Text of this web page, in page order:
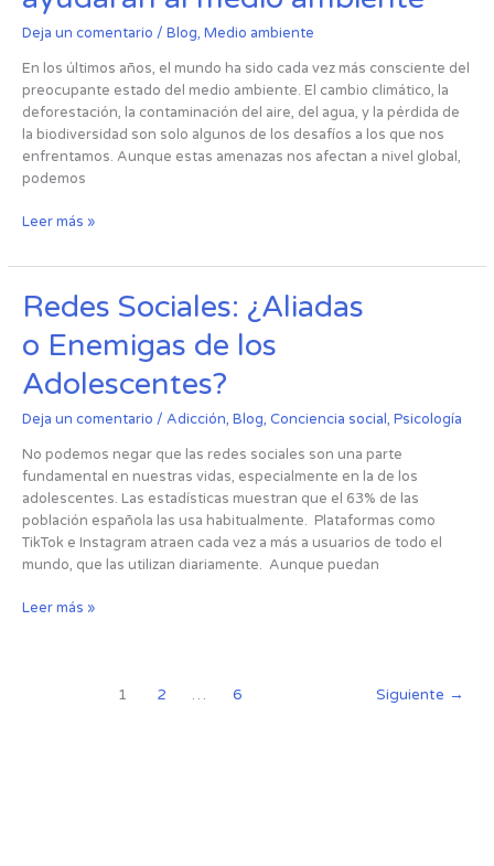
Deja un comentario / Blog, Medio ambiente
En los últimos años, el mundo ha sido cada vez más consciente del
preocupante estado del medio ambiente. El cambio climático, la
deforestación, la contaminación del aire, del agua, y la pérdida de
la biodiversidad son solo algunos de los desafíos a los que nos
enfrentamos. Aunque estas amenazas nos afectan a nivel global,
podemos
que
ayudarán
al
ambiente
Leer más »
Redes Sociales: ¿Aliadas
o Enemigas de los
Adolescentes?
Deja un comentario / Adicción, Blog, Conciencia social, Psicología
No podemos negar que las redes sociales son una parte
fundamental en nuestras vidas, especialmente en la de los
adolescentes. Las estadísticas muestran que el 63% de las
población española las usa habitualmente. Plataformas como
TikTok e Instagram atraen cada vez a más a usuarios de todo el
mundo, que las utilizan diariamente. Aunque puedan
Redes
Sociales:
¿Aliadas
de
Adolescentes?
Leer más »
1 2 … 6 Siguiente →